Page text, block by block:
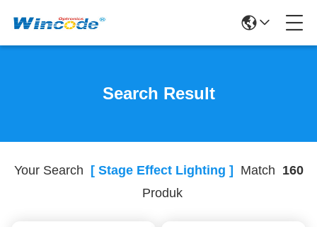
Search Result
Your Search [ Stage Effect Lighting ] Match 160
Produk